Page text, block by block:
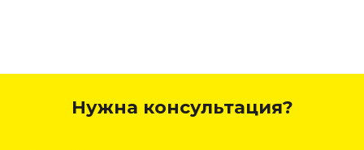
Нужна консультация?